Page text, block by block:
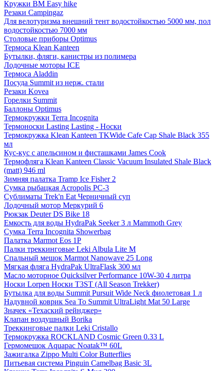
Кружки BM Easy hike
Резаки Campingaz
Для велотуризма внешний тент водостойкостью 5000 мм, пол
водостойкостью 7000 мм
Столовые приборы Optimus
Термоса Klean Kanteen
Бутылки, фляги, канистры из полимера
Лодочные моторы ICE
Термоса Aladdin
Посуда Summit из нерж. стали
Резаки Kovea
Горелки Summit
Баллоны Optimus
Термокружки Terra Incognita
Термоноски Lasting Lasting - Носки
Термокружка Klean Kanteen TKWide Cafe Cap Shale Black 355
мл
Кус-кус с апельсином и фисташками James Cook
Термофляга Klean Kanteen Classic Vacuum Insulated Shale Black
(matt) 946 ml
Зимняя палатка Tramp Ice Fisher 2
Сумка рыбацкая Acropolis РС-3
Сублиматы Trek'n Eat Черничный суп
Лодочный мотор Меркурий 6
Рюкзак Deuter DS Bike 18
Емкость для воды HydraPak Seeker 3 л Mammoth Grey
Сумка Terra Incognita Showerbag
Палатка Marmot Eos 1P
Палки треккинговые Leki Albula Lite M
Спальный мешок Marmot Nanowave 25 Long
Мягкая фляга HydraPak UltraFlask 300 мл
Масло моторное Quicksilver Performance 10W-30 4 литра
Носки Lorpen Носки T3ST (All Season Trekker)
Бутылка для воды Summit Pursuit Wide Neck фиолетовая 1 л
Надувной коврик Sea To Summit UltraLight Mat 50 Large
Значек «Техаский рейнджер»
Клапан воздушный Borika
Треккинговые палки Leki Cristallo
Термокружка ROCKLAND Cosmic Green 0.33 L
Гермомешок Aquapac Noatak™ 60L
Зажигалка Zippo Multi Color Butterflies
Питьевая система Pinguin Camelbag Basic 3L